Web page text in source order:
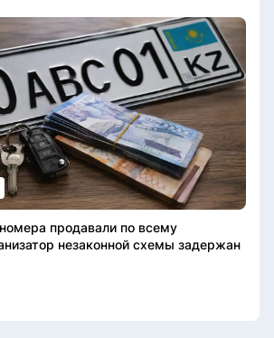
продавали по всему
незаконной схемы задержан